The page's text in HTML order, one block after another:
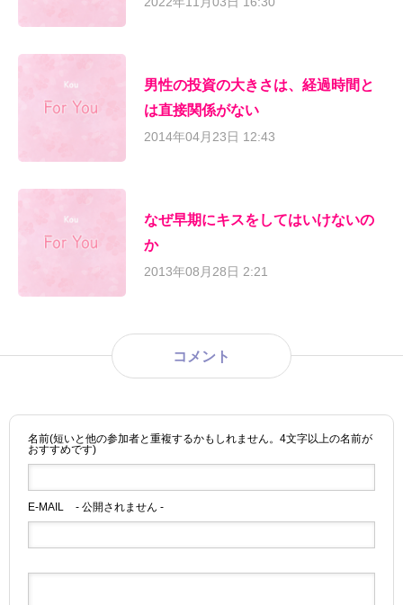
男性の投資の大きさは、経過時間と
は直接関係がない
2014年04月23日 12:43
なぜ早期にキスをしてはいけないの
か
2013年08月28日 2:21
コメント
名前(短いと他の参加者と重複するかもしれません。4文字以上の名前が
おすすめです)
E-MAIL - 公開されません -